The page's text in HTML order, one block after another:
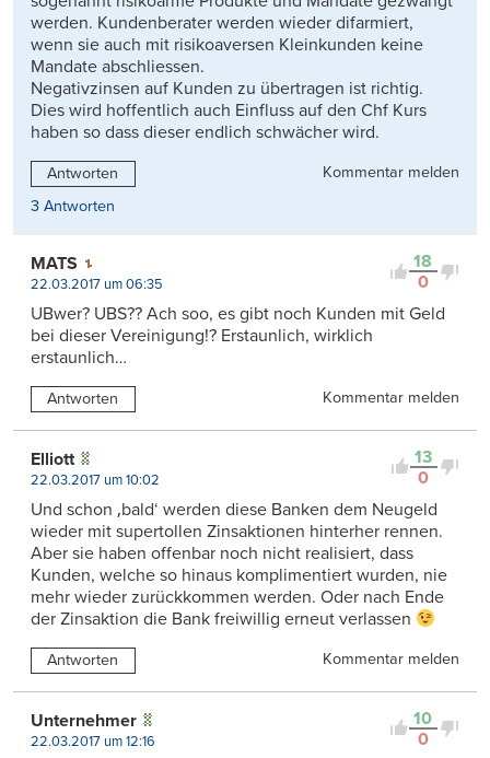
werden. Kundenberater werden wieder difarmiert,
wenn sie auch mit risikoaversen Kleinkunden keine
Mandate abschliessen.
Negativzinsen auf Kunden zu übertragen ist richtig.
Dies wird hoffentlich auch Einfluss auf den Chf Kurs
haben so dass dieser endlich schwächer wird.
Antworten
Kommentar melden
3 Antworten
18
0
MATS
22.03.2017 um 06:35
UBwer? UBS?? Ach soo, es gibt noch Kunden mit Geld
bei dieser Vereinigung!? Erstaunlich, wirklich
erstaunlich…
Antworten Kommentar melden
13
0
Elliott
22.03.2017 um 10:02
Und schon ‚bald‘ werden diese Banken dem Neugeld
wieder mit supertollen Zinsaktionen hinterher rennen.
Aber sie haben offenbar noch nicht realisiert, dass
Kunden, welche so hinaus komplimentiert wurden, nie
mehr wieder zurückkommen werden. Oder nach Ende
der Zinsaktion die Bank freiwillig erneut verlassen
Antworten Kommentar melden
10
0
Unternehmer
22.03.2017 um 12:16